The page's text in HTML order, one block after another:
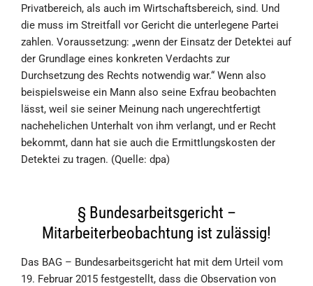
Privatbereich, als auch im Wirtschaftsbereich, sind. Und
die muss im Streitfall vor Gericht die unterlegene Partei
zahlen. Voraussetzung: „wenn der Einsatz der Detektei auf
der Grundlage eines konkreten Verdachts zur
Durchsetzung des Rechts notwendig war.“ Wenn also
beispielsweise ein Mann also seine Exfrau beobachten
lässt, weil sie seiner Meinung nach ungerechtfertigt
nachehelichen Unterhalt von ihm verlangt, und er Recht
bekommt, dann hat sie auch die Ermittlungskosten der
Detektei zu tragen. (Quelle: dpa)
§ Bundesarbeitsgericht –
Mitarbeiterbeobachtung ist zulässig!
Das BAG – Bundesarbeitsgericht hat mit dem Urteil vom
19. Februar 2015 festgestellt, dass die Observation von